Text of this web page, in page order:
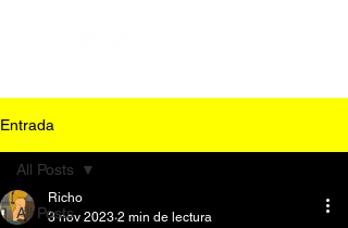
Entrada
All Posts
All Posts
Richo
3 nov 2023 2 min de lectura